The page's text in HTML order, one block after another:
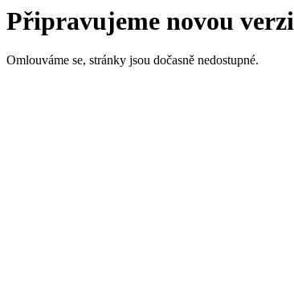
Připravujeme novou verzi
Omlouváme se, stránky jsou dočasně nedostupné.